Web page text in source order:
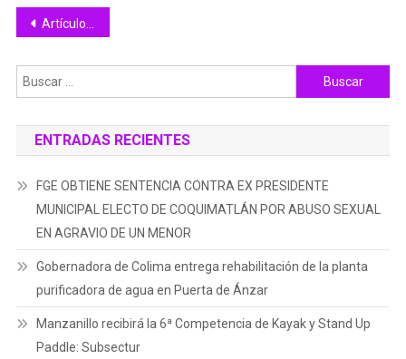
Navegación
de
entradas
Artículos antiguos
Buscar:
ENTRADAS RECIENTES
FGE OBTIENE SENTENCIA CONTRA EX PRESIDENTE
MUNICIPAL ELECTO DE COQUIMATLÁN POR ABUSO SEXUAL
EN AGRAVIO DE UN MENOR
Gobernadora de Colima entrega rehabilitación de la planta
purificadora de agua en Puerta de Ánzar
Manzanillo recibirá la 6ª Competencia de Kayak y Stand Up
Paddle: Subsectur